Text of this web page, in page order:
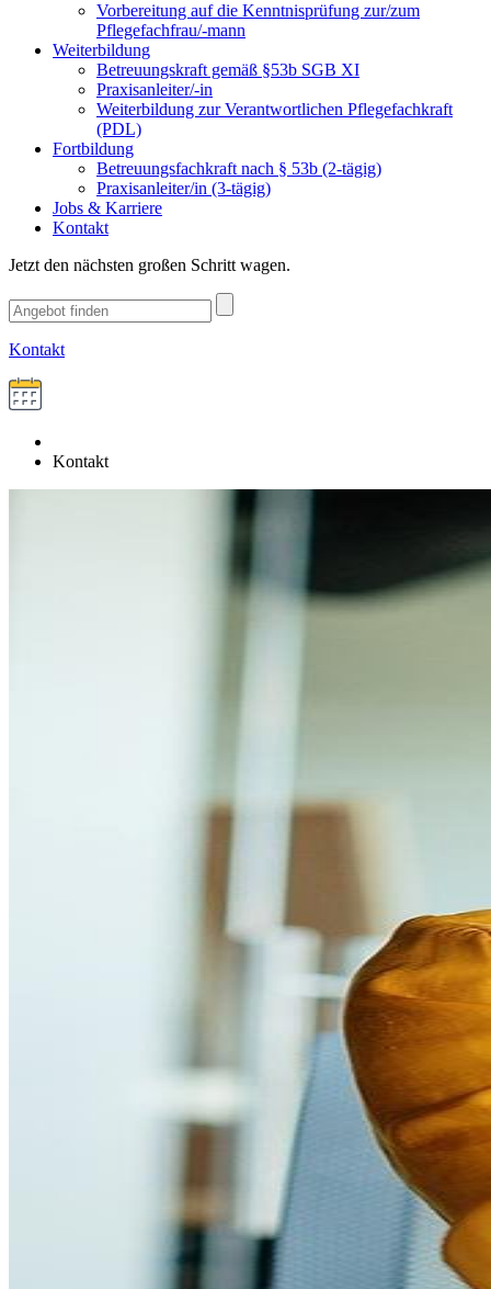
Vorbereitung auf die Kenntnisprüfung zur/zum
Pflegefachfrau/-mann
Weiterbildung
Betreuungskraft gemäß §53b SGB XI
Praxisanleiter/-in
Weiterbildung zur Verantwortlichen Pflegefachkraft
(PDL)
Fortbildung
Betreuungsfachkraft nach § 53b (2-tägig)
Praxisanleiter/in (3-tägig)
Jobs & Karriere
Kontakt
Jetzt den nächsten großen Schritt wagen.
Kontakt
Kontakt